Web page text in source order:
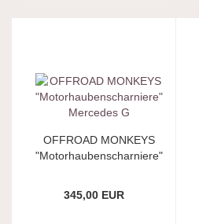
OFFROAD MONKEYS
"Motorhaubenscharniere"
345,00 EUR